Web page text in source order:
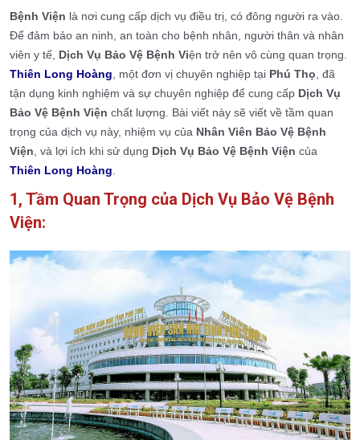
Bệnh Viện là nơi cung cấp dịch vụ điều trị, có đông người ra vào.
Để đảm bảo an ninh, an toàn cho bệnh nhân, người thân và nhân
viên y tế, Dịch Vụ Bảo Vệ Bệnh Viện trở nên vô cùng quan trọng.
Thiên Long Hoàng , một đơn vị chuyên nghiệp tại Phú Thọ , đã
tận dụng kinh nghiệm và sự chuyên nghiệp để cung cấp Dịch Vụ
Bảo Vệ Bệnh Viện chất lượng. Bài viết này sẽ viết về tầm quan
trọng của dịch vụ này, nhiệm vụ của Nhân Viên Bảo Vệ Bệnh
Viện , và lợi ích khi sử dụng Dịch Vụ Bảo Vệ Bệnh Viện của
Thiên Long Hoàng
1, Tầm Quan Trọng của Dịch Vụ Bảo Vệ Bệnh
Viện: